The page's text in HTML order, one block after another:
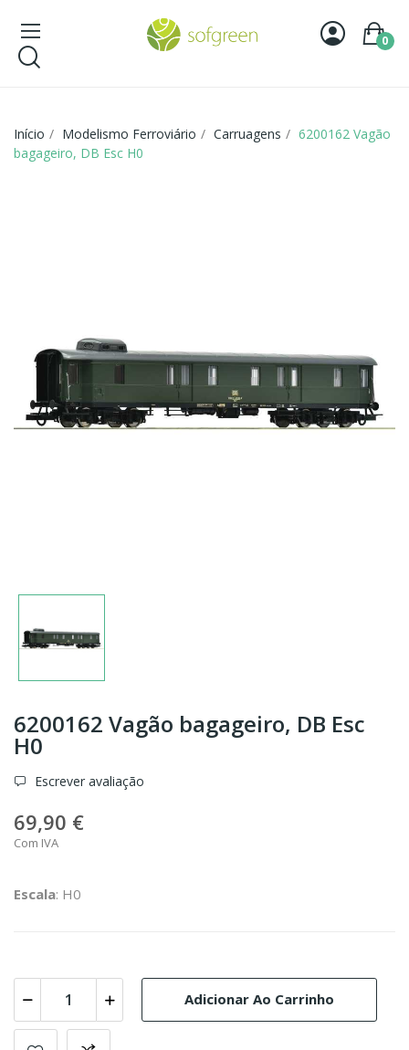
0
Início Modelismo Ferroviário Carruagens
6200162 Vagão
bagageiro, DB Esc H0
6200162 Vagão bagageiro, DB Esc
H0
Escrever avaliação
69,90 €
Com IVA
Escala: H0
Adicionar Ao Carrinho